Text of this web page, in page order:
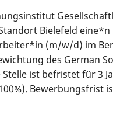
Bielefeld eine*n
(m/w/d) im
des German
Stelle ist befristet für 3
Bewerbungsfrist